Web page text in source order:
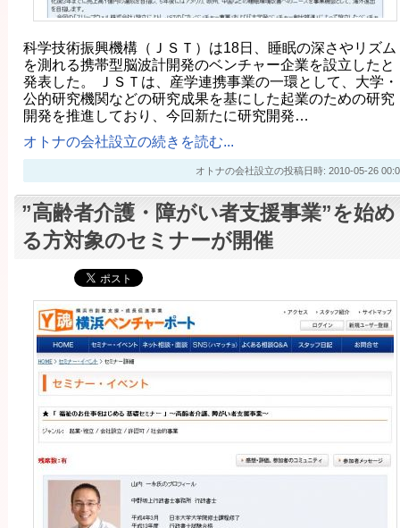
科学技術振興機構（ＪＳＴ）は18日、睡眠の深さやリズム
を測れる携帯型脳波計開発のベンチャー企業を設立したと
発表した。 ＪＳＴは、産学連携事業の一環として、大学・
公的研究機関などの研究成果を基にした起業のための研究
開発を推進しており、今回新たに研究開発…
オトナの会社設立の続きを読む...
オトナの会社設立の投稿日時: 2010-05-26
”高齢者介護・障がい者支援事業”を始め
る方対象のセミナーが開催